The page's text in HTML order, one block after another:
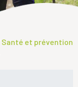
Santé et prévention